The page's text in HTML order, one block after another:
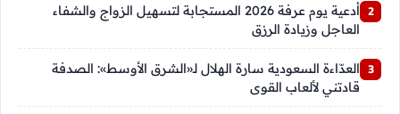
أدعية يوم عرفة 2026 المستجابة لتسهيل الزواج والشفاء
العاجل وزيادة الرزق
العدّاءة السعودية سارة الهلال لـ«الشرق الأوسط»: الصدفة
قادتني لألعاب القوى